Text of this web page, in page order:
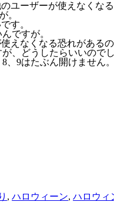
ユーザーが使えなくな
。
す。
ですが。
えなくなる恐れがあるの
、どうしたらいいので
9はたぶん開けません
, ハロウィーン, ハロウィ